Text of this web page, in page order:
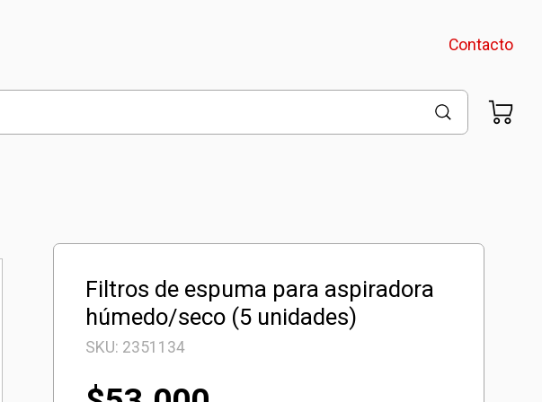
Contacto
Filtros de espuma para aspiradora
húmedo/seco (5 unidades)
SKU: 2351134